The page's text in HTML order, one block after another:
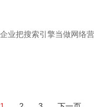
把搜索引擎当做网络